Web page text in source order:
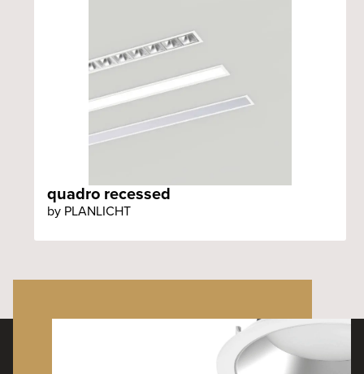
quadro recessed
by PLANLICHT